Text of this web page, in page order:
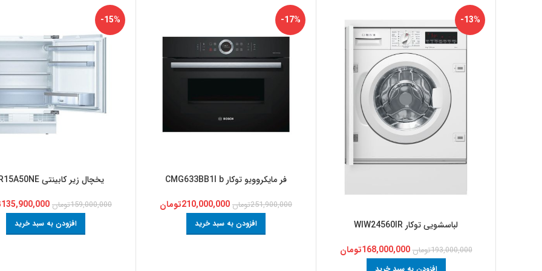
-13%
لباسشویی توکار WIW24560IR
193,000,000تومان 168,000,000تومان
-17%
فر مایکروویو توکار CMG633BB1I b
251,900,000تومان 210,000,000تومان
افزودن به سبد خرید
-15%
یخچال زیر کابینتی KUR15A50NE
159,000,000تومان 135,900,000
افزودن به سبد خرید